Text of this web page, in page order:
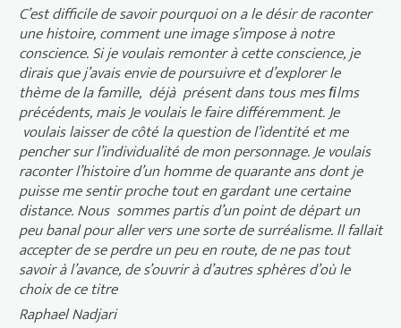
C’est difficile de savoir pourquoi on a le désir de raconter
une histoire, comment une image s’impose à notre
conscience. Si je voulais remonter à cette conscience, je
dirais que j’avais envie de poursuivre et d’explorer le
thème de la famille, déjà présent dans tous mes ﬁlms
précédents, mais Je voulais le faire différemment. Je
voulais laisser de côté la question de l’identité et me
pencher sur l’individualité de mon personnage. Je voulais
raconter l’histoire d’un homme de quarante ans dont je
puisse me sentir proche tout en gardant une certaine
distance. Nous sommes partis d’un point de départ un
peu banal pour aller vers une sorte de surréalisme. ll fallait
accepter de se perdre un peu en route, de ne pas tout
savoir à l’avance, de s’ouvrir à d’autres sphères d’où le
choix de ce titre
Raphael Nadjari